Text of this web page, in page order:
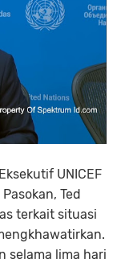
UNICEF
Ted
terkait situasi
selama lima hari